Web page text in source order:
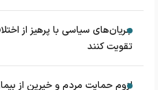
جریان‌های سیاسی با پرهیز از
تقویت کنند
لزوم حمایت مردم و خیرین از